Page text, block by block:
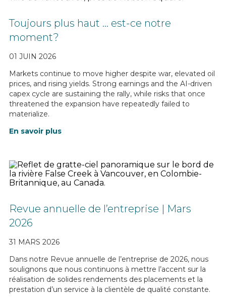
Toujours plus haut … est-ce notre
moment?
01 JUIN 2026
Markets continue to move higher despite war, elevated oil
prices, and rising yields. Strong earnings and the AI-driven
capex cycle are sustaining the rally, while risks that once
threatened the expansion have repeatedly failed to
materialize.
En savoir plus
Revue annuelle de l’entreprise | Mars
2026
31 MARS 2026
Dans notre Revue annuelle de l’entreprise de 2026, nous
soulignons que nous continuons à mettre l’accent sur la
réalisation de solides rendements des placements et la
prestation d’un service à la clientèle de qualité constante.